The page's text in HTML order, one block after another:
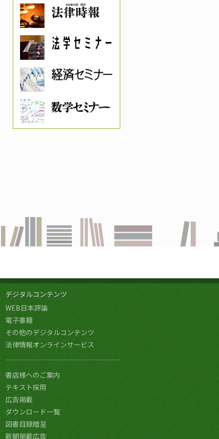
デジタルコンテンツ
WEB日本評論
電子書籍
その他のデジタルコンテンツ
法律情報オンラインサービス
書店様へのご案内
テキスト採用
広告掲載
ダウンロード一覧
図書目録贈呈
新聞掲載広告